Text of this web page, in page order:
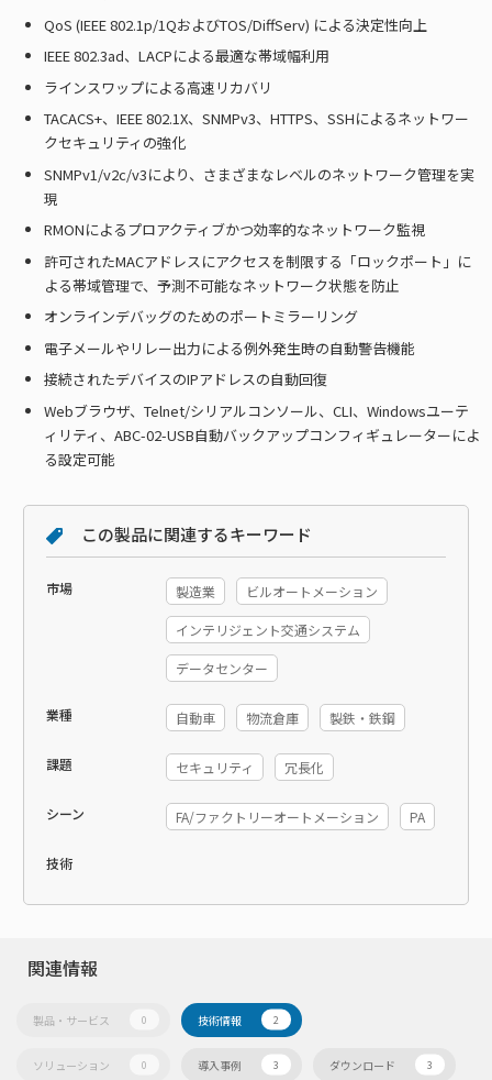
QoS (IEEE 802.1p/1QおよびTOS/DiffServ) による決定性向上
IEEE 802.3ad、LACPによる最適な帯域幅利用
ラインスワップによる高速リカバリ
TACACS+、IEEE 802.1X、SNMPv3、HTTPS、SSHによるネットワー
クセキュリティの強化
SNMPv1/v2c/v3により、さまざまなレベルのネットワーク管理を実
現
RMONによるプロアクティブかつ効率的なネットワーク監視
許可されたMACアドレスにアクセスを制限する「ロックポート」に
よる帯域管理で、予測不可能なネットワーク状態を防止
オンラインデバッグのためのポートミラーリング
電子メールやリレー出力による例外発生時の自動警告機能
接続されたデバイスのIPアドレスの自動回復
Webブラウザ、Telnet/シリアルコンソール、CLI、Windowsユーテ
ィリティ、ABC-02-USB自動バックアップコンフィギュレーターによ
る設定可能
この製品に関連するキーワード
市場 製造業 ビルオートメーション
インテリジェント交通システム
データセンター
業種 自動車 物流倉庫 製鉄・鉄鋼
課題 セキュリティ 冗長化
シーン FA/ファクトリーオートメーション PA
技術
関連情報
製品・サービス 0 技術情報 2
ソリューション 0 導入事例 3 ダウンロード 3